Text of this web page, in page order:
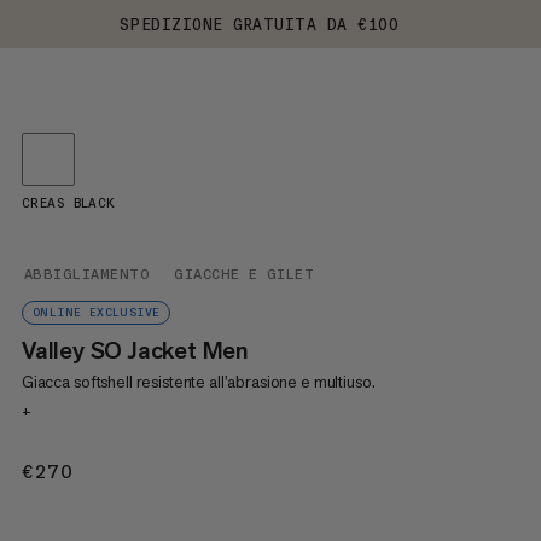
SPEDIZIONE GRATUITA DA €100
ABBIGLIAMENTO GIACCHE E GILET
ONLINE EXCLUSIVE
Valley SO Jacket Men
Giacca softshell resistente all'abrasione e multiuso.
+
€270
CREAS BLACK